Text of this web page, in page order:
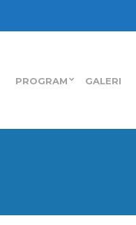
PROGRAM GALERI